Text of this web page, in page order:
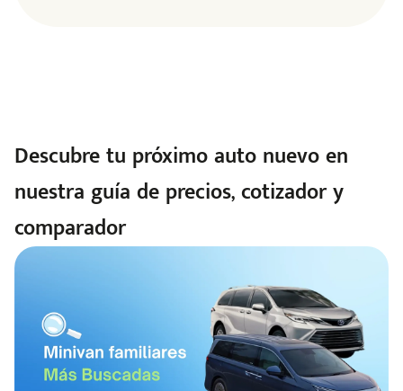
Descubre tu próximo auto nuevo en
nuestra guía de precios, cotizador y
comparador